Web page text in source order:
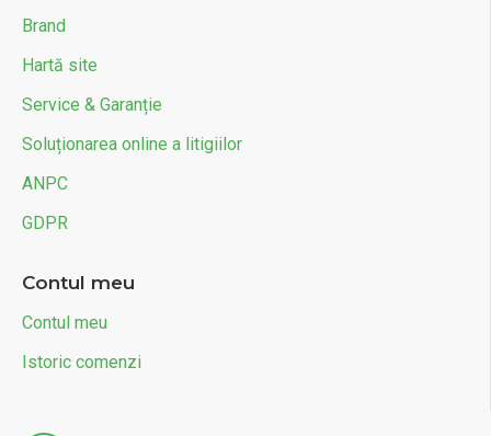
Brand
Hartă site
Service & Garanție
Soluționarea online a litigiilor
ANPC
GDPR
Contul meu
Contul meu
Istoric comenzi